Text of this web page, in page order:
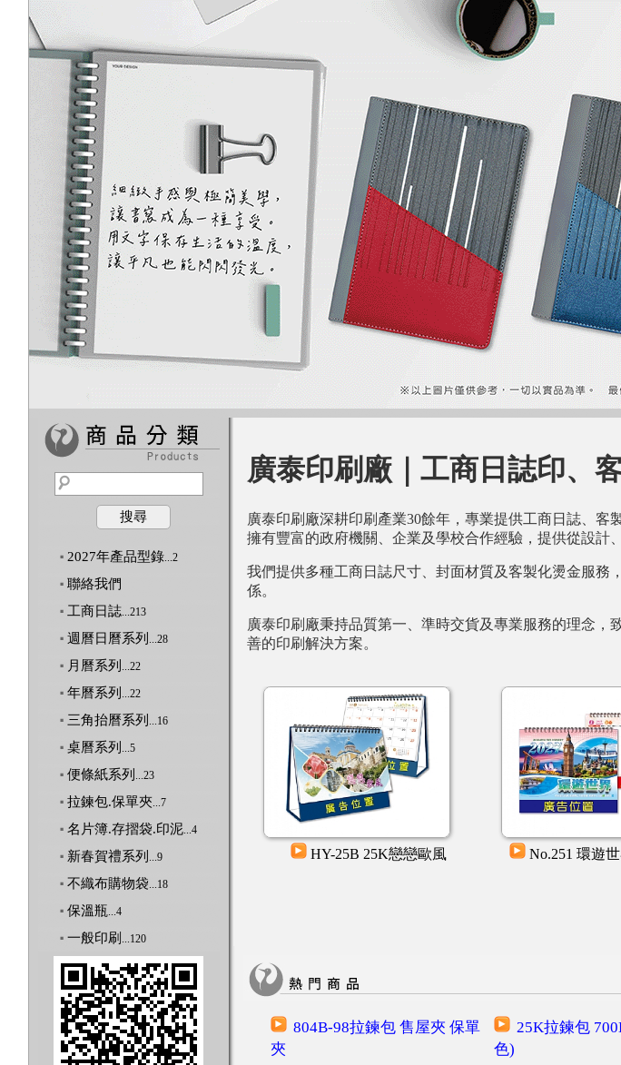
搜尋
2027年產品型錄 ...2
聯絡我們
工商日誌 ...213
週曆日曆系列 ...28
月曆系列 ...22
年曆系列 ...22
三角抬曆系列 ...16
桌曆系列 ...5
便條紙系列 ...23
拉鍊包.保單夾 ...7
名片簿.存摺袋.印泥 ...4
新春賀禮系列 ...9
不織布購物袋 ...18
保溫瓶 ...4
一般印刷 ...120
廣泰印刷廠｜工商日誌印、
廣泰印刷廠深耕印刷產業30餘年，專業提供工商日誌、
擁有豐富的政府機關、企業及學校合作經驗，提供從設計
我們提供多種工商日誌尺寸、封面材質及客製化燙金服務
係。
廣泰印刷廠秉持品質第一、準時交貨及專業服務的理念
善的印刷解決方案。
101(大) 仿藤年曆 HY-25B 25K戀戀歐風 No.251 環遊
804B-98拉鍊包 售屋夾 保單
夾
25K拉鍊包
色)